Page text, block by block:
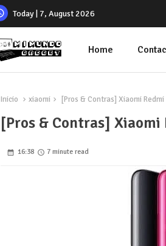
Today | 7, August 2026
Home
Inicio xiaomi [Pros & Contras] Xiaomi
[Pros & Contras] Xiaomi
16:38 7 minute read